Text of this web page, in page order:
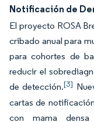
Notificación de
El proyecto ROSA
cribado anual para
para cohortes de
reducir el
de detección.[3]
cartas de
con mama densa